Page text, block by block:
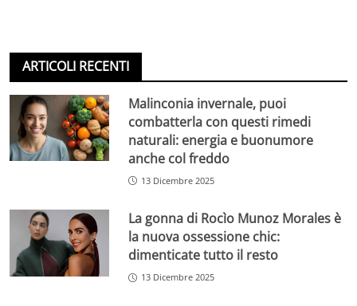
ARTICOLI RECENTI
Malinconia invernale, puoi
combatterla con questi rimedi
naturali: energia e buonumore
anche col freddo
13 Dicembre 2025
La gonna di Rocìo Munoz Morales è
la nuova ossessione chic:
dimenticate tutto il resto
13 Dicembre 2025